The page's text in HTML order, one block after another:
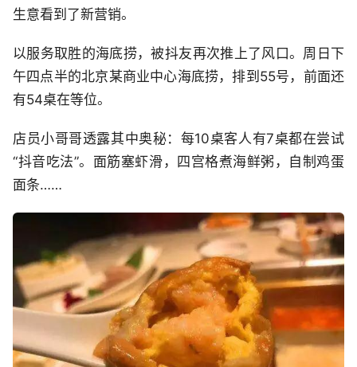
生意看到了新营销。
以服务取胜的海底捞，被抖友再次推上了风口。周日下
午四点半的北京某商业中心海底捞，排到55号，前面还
有54桌在等位。
店员小哥哥透露其中奥秘：每10桌客人有7桌都在尝试
“抖音吃法”。面筋塞虾滑，四宫格煮海鲜粥，自制鸡蛋
面条……